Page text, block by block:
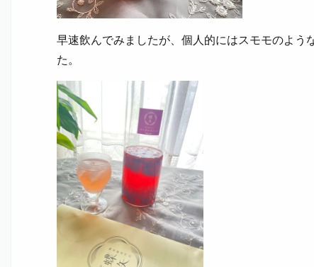
早速飲んでみましたが、個人的にはスモモのよう
た。